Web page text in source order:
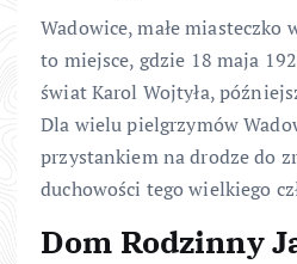
Wadowice, małe miasteczko
to miejsce, gdzie 18 maja
świat Karol Wojtyła,
Dla wielu pielgrzymów
przystankiem na drodze do
duchowości tego wielkiego
Dom Rodzinny